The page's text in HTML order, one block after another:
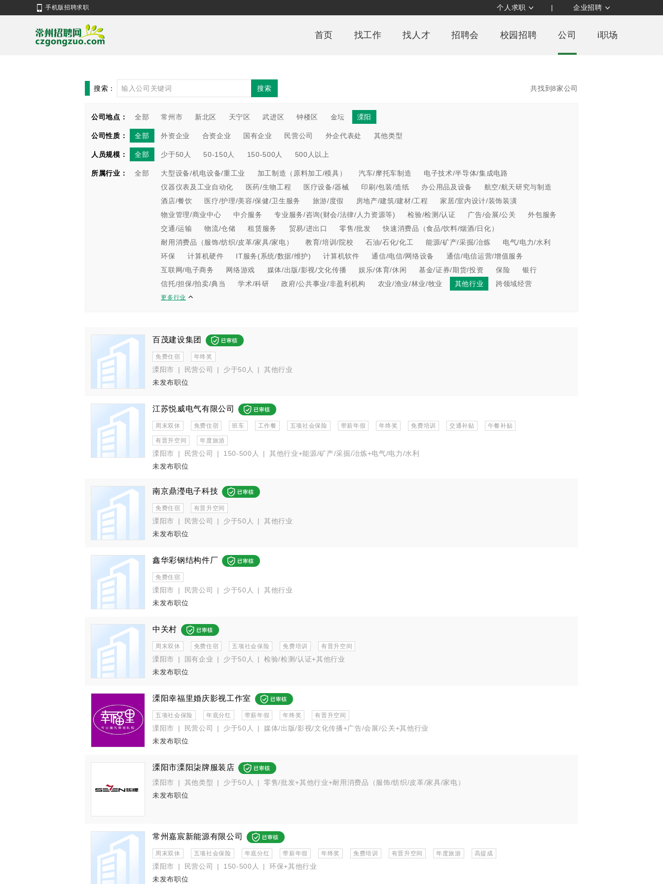
手机版招聘求职 个人求职 | 企业招聘
首页 找工作 找人才 招聘会 校园招聘 公司 i职场
搜索： 搜索 共找到8家公司
公司地点： 全部 常州市 新北区 天宁区 武进区 钟楼区 金坛 溧阳
公司性质： 全部 外资企业 合资企业 国有企业 民营公司 外企代表处 其他类型
人员规模： 全部 少于50人 50-150人 150-500人 500人以上
所属行业： 全部 大型设备/机电设备/重工业 加工制造（原料加工/模具） 汽车/摩托车制造
电子技术/半导体/集成电路
仪器仪表及工业自动化
医药/生物工程 医疗设备/器械 印刷/包装/造纸 办公用品及设备
航空/航天研究与制造
酒店/餐饮
医疗/护理/美容/保健/卫生服务 旅游/度假 房地产/建筑/建材/工程
家居/室内设计/装饰装潢
物业管理/商业中心
中介服务 专业服务/咨询(财会/法律/人力资源等) 检验/检测/认证 广告/会展/公关
外包服务
交通/运输
物流/仓储 租赁服务 贸易/进出口 零售/批发
快速消费品（食品/饮料/烟酒/日化）
耐用消费品（服饰/纺织/皮革/家具/家电）
教育/培训/院校 石油/石化/化工 能源/矿产/采掘/冶炼
电气/电力/水利
环保
计算机硬件 IT服务(系统/数据/维护) 计算机软件 通信/电信/网络设备
通信/电信运营/增值服务
互联网/电子商务
网络游戏 媒体/出版/影视/文化传播 娱乐/体育/休闲 基金/证券/期货/投资 保险
银行
信托/担保/拍卖/典当
学术/科研 政府/公共事业/非盈利机构 农业/渔业/林业/牧业 其他行业 跨领域经营
更多行业
百茂建设集团
免费住宿 年终奖
溧阳市 | 民营公司 | 少于50人 |
其他行业
未发布职位
江苏悦威电气有限公司
周末双休 免费住宿 班车 工作餐 五项社会保险 带薪年假 年终奖 免费培训 交通补贴 午餐补贴
有晋升空间 年度旅游
溧阳市 | 民营公司 | 150-500人 |
其他行业+能源/矿产/采掘/冶炼+电气/电力/水利
未发布职位
南京鼎瀅电子科技
免费住宿 有晋升空间
溧阳市 | 民营公司 | 少于50人 |
其他行业
未发布职位
鑫华彩钢结构件厂
免费住宿
溧阳市 | 民营公司 | 少于50人 |
其他行业
未发布职位
中关村
周末双休 免费住宿 五项社会保险 免费培训 有晋升空间
溧阳市 | 国有企业 | 少于50人 |
检验/检测/认证+其他行业
未发布职位
溧阳幸福里婚庆影视工作室
五项社会保险 年底分红 带薪年假 年终奖 有晋升空间
溧阳市 | 民营公司 | 少于50人 |
媒体/出版/影视/文化传播+广告/会展/公关+其他行业
未发布职位
溧阳市溧阳柒牌服装店
溧阳市 | 其他类型 | 少于50人 |
零售/批发+其他行业+耐用消费品（服饰/纺织/皮革/家具/家电）
未发布职位
常州嘉宸新能源有限公司
周末双休 五项社会保险 年底分红 带薪年假 年终奖 免费培训 有晋升空间 年度旅游 高提成
溧阳市 | 民营公司 | 150-500人 |
环保+其他行业
未发布职位